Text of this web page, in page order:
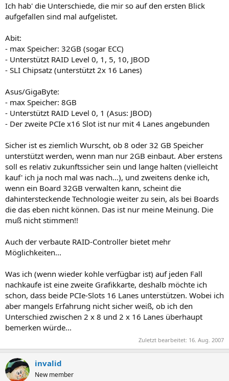
Ich hab' die Unterschiede, die mir so auf den ersten Blick
aufgefallen sind mal aufgelistet.
Abit:
- max Speicher: 32GB (sogar ECC)
- Unterstützt RAID Level 0, 1, 5, 10, JBOD
- SLI Chipsatz (unterstützt 2x 16 Lanes)
Asus/GigaByte:
- max Speicher: 8GB
- Unterstützt RAID Level 0, 1 (Asus: JBOD)
- Der zweite PCIe x16 Slot ist nur mit 4 Lanes angebunden
Sicher ist es ziemlich Wurscht, ob 8 oder 32 GB Speicher
unterstützt werden, wenn man nur 2GB einbaut. Aber erstens
soll es relativ zukunftssicher sein und lange halten (vielleicht
kauf' ich ja noch mal was nach...), und zweitens denke ich,
wenn ein Board 32GB verwalten kann, scheint die
dahintersteckende Technologie weiter zu sein, als bei Boards
die das eben nicht können. Das ist nur meine Meinung. Die
muß nicht stimmen!!
Auch der verbaute RAID-Controller bietet mehr
Möglichkeiten...
Was ich (wenn wieder kohle verfügbar ist) auf jeden Fall
nachkaufe ist eine zweite Grafikkarte, deshalb möchte ich
schon, dass beide PCIe-Slots 16 Lanes unterstützen. Wobei ich
aber mangels Erfahrung nicht sicher weiß, ob ich den
Unterschied zwischen 2 x 8 und 2 x 16 Lanes überhaupt
bemerken würde...
Zuletzt bearbeitet: 16. Aug. 2007
invalid
New member